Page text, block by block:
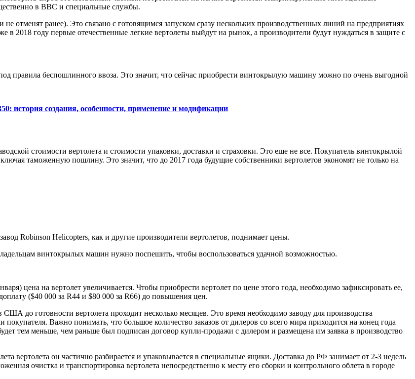
в ВВС и специальные службы.
отменят ранее). Это связано с готовящимся запуском сразу нескольких производственных линий на предприятиях
в 2018 году первые отечественные легкие вертолеты выйдут на рынок, а производители будут нуждаться в защите с
правила беспошлинного ввоза. Это значит, что сейчас приобрести винтокрылую машину можно по очень выгодной
история создания, особенности, применение и модификации
стоимости вертолета и стоимости упаковки, доставки и страховки. Это еще не все. Покупатель винтокрылой
таможенную пошлину. Это значит, что до 2017 года будущие собственники вертолетов экономят не только на
Robinson Helicopters, как и другие производители вертолетов, поднимает цены.
винтокрылых машин нужно поспешить, чтобы воспользоваться удачной возможностью.
цена на вертолет увеличивается. Чтобы приобрести вертолет по цене этого года, необходимо зафиксировать ее,
($40 000 за R44 и $80 000 за R66) до повышения цен.
до готовности вертолета проходит несколько месяцев. Это время необходимо заводу для производства
Важно понимать, что большое количество заказов от дилеров со всего мира приходится на конец года
тем меньше, чем раньше был подписан договор купли-продажи с дилером и размещена им заявка в производство
вертолета он частично разбирается и упаковывается в специальные ящики. Доставка до РФ занимает от 2-3 недель
очистка и транспортировка вертолета непосредственно к месту его сборки и контрольного облета в городе